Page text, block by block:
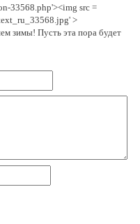
33568.php'><img src =
>
зимы! Пусть эта пора будет